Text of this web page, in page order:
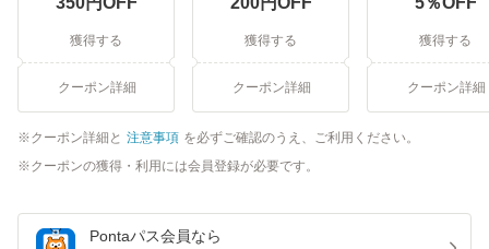
獲得する
クーポン詳細
獲得する
クーポン詳細
獲得する
クーポン詳細
クーポン詳細と 注意事項 を必ずご確認のうえ、ご利用ください。
クーポンの獲得・利用には会員登録が必要です。
Pontaパス会員なら